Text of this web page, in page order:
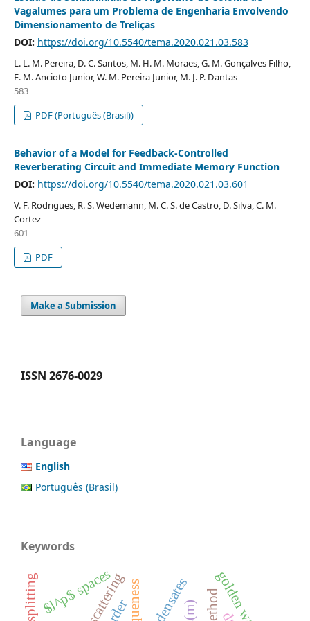
Vagalumes para um Problema de Engenharia Envolvendo
Dimensionamento de Treliças
DOI: https://doi.org/10.5540/tema.2020.021.03.583
L. L. M. Pereira, D. C. Santos, M. H. M. Moraes, G. M. Gonçalves Filho,
E. M. Ancioto Junior, W. M. Pereira Junior, M. J. P. Dantas
583
PDF (Português (Brasil))
Behavior of a Model for Feedback-Controlled
Reverberating Circuit and Immediate Memory Function
DOI: https://doi.org/10.5540/tema.2020.021.03.601
V. F. Rodrigues, R. S. Wedemann, M. C. S. de Castro, D. Silva, C. M.
Cortez
601
PDF
Make a Submission
ISSN 2676-0029
Language
English
Português (Brasil)
Keywords
$l^p$ spaces